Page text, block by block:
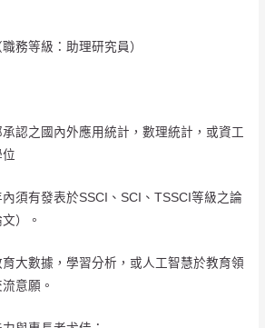
務等級：助理研究員）
承認之國內外應用統計，數理統計，或資工
內須有發表於SSCI、SCI、TSSCI等級之論
）。
育大數據，學習分析，或人工智慧於教育領
意願。